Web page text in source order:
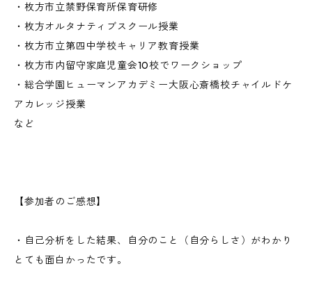
・枚方市立禁野保育所保育研修
・枚方オルタナティブスクール授業
・枚方市立第四中学校キャリア教育授業
・枚方市内留守家庭児童会10校でワークショップ
・総合学園ヒューマンアカデミー大阪心斎橋校チャイルドケ
アカレッジ授業
など
【参加者のご感想】
・自己分析をした結果、自分のこと（自分らしさ）がわかり
とても面白かったです。